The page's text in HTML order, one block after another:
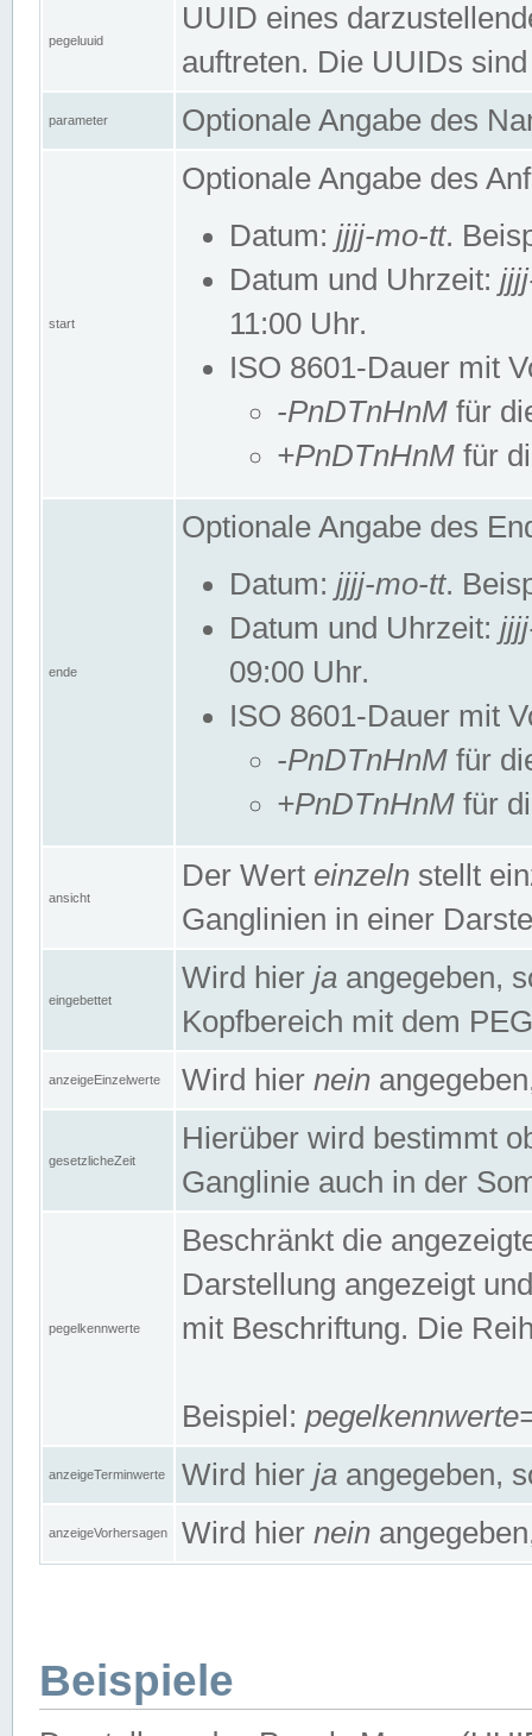
pegeluuid
UUID eines
auftreten. Die UUIDs
parameter Optionale Angabe des
start
Optionale Angabe des
Datum: jjjj-mo-tt.
Datum und Uhrzeit:
11:00 Uhr.
ISO 8601-Dauer mit
-PnDTnHnM für
+PnDTnHnM für
ende
Optionale Angabe des
Datum: jjjj-mo-tt.
Datum und Uhrzeit:
09:00 Uhr.
ISO 8601-Dauer mit
-PnDTnHnM für
+PnDTnHnM für
ansicht
Der Wert einzeln stellt
Ganglinien in einer
eingebettet
Wird hier ja angegeben,
Kopfbereich mit dem
anzeigeEinzelwerte Wird hier nein
gesetzlicheZeit
Hierüber wird bestimmt
Ganglinie auch in der
pegelkennwerte
Beschränkt die
Darstellung angezeigt
mit Beschriftung. Die
Beispiel:
anzeigeTerminwerte Wird hier ja angegeben,
anzeigeVorhersagen Wird hier nein
Beispiele